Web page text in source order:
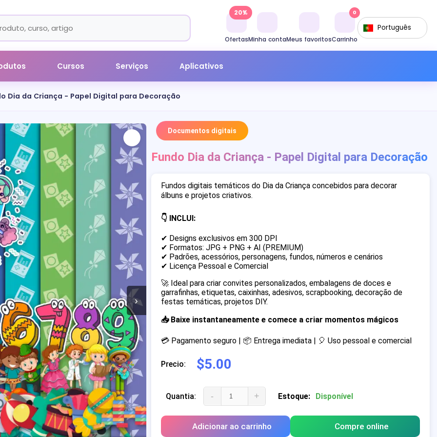
Ofertas
20%
Minha contaMeus favoritosCarrinho
0
Português
Cursos Serviços Aplicativos
Dia da Criança - Papel Digital para Decoração
›
Documentos digitais
Fundo Dia da Criança - Papel Digital para Decoração
Fundos digitais temáticos do Dia da Criança concebidos para decorar
álbuns e projetos criativos.
👇 INCLUI:
✔ Designs exclusivos em 300 DPI
✔ Formatos: JPG + PNG + AI (PREMIUM)
✔ Padrões, acessórios, personagens, fundos, números e cenários
✔ Licença Pessoal e Comercial
🚀 Ideal para criar convites personalizados, embalagens de doces e
garrafinhas, etiquetas, caixinhas, adesivos, scrapbooking, decoração de
festas temáticas, projetos DIY.
📥 Baixe instantaneamente e comece a criar momentos mágicos
💳 Pagamento seguro | 📦 Entrega imediata | 🎈 Uso pessoal e comercial
Precio: $5.00
Quantia: - + Estoque: Disponível
Adicionar ao carrinho Compre online